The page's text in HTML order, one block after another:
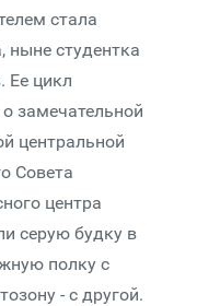
стала
ныне студентка
Ее цикл
замечательной
центральной
Совета
центра
серую будку в
полку с
- с другой.